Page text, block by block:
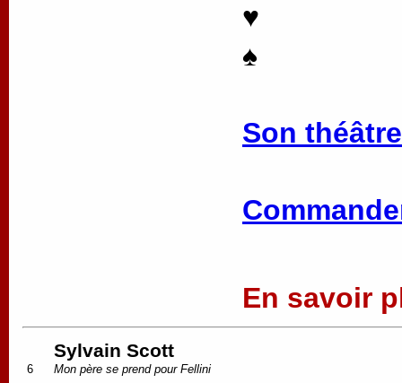
♥
♠
Son
En savoir
6
Sylvain Scott
Mon père se prend pour Fellini